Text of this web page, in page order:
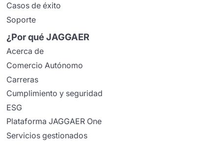
Casos de éxito
Soporte
¿Por qué JAGGAER
Acerca de
Comercio Autónomo
Carreras
Cumplimiento y seguridad
ESG
Plataforma JAGGAER One
Servicios gestionados